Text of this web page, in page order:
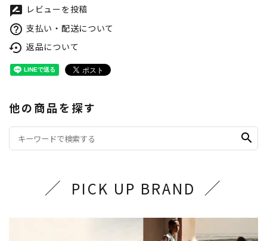
rate_review レビューを投稿
help_outline 支払い・配送について
settings_backup_restore 返品について
他の商品を探す
search
PICK UP BRAND